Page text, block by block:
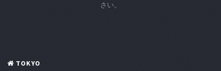
さい。
TOKYO